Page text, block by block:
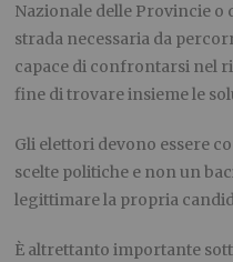
Nazionale delle Provincie o
strada necessaria da
capace di confrontarsi nel
fine di trovare insieme le
Gli elettori devono essere
scelte politiche e non un
legittimare la propria
È altrettanto importante